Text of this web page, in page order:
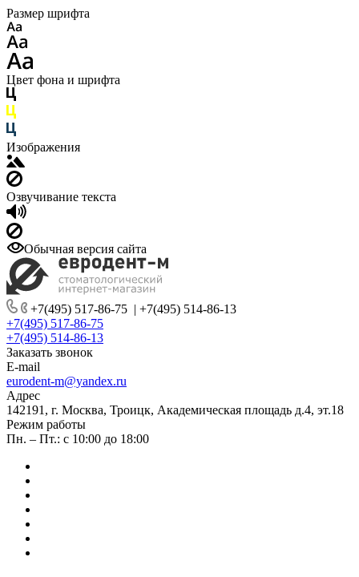
Размер шрифта
Цвет фона и шрифта
Изображения
Озвучивание текста
Обычная версия сайта
+7(495) 517-86-75 | +7(495) 514-86-13
+7(495) 517-86-75
+7(495) 514-86-13
Заказать звонок
E-mail
eurodent-m@yandex.ru
Адрес
142191, г. Москва, Троицк, Академическая площадь д.4, эт.18
Режим работы
Пн. – Пт.: с 10:00 до 18:00